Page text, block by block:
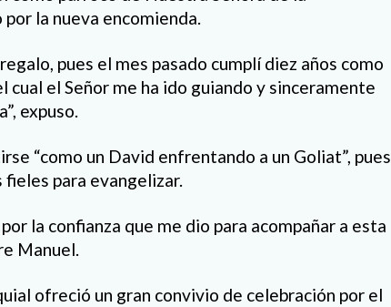
la nueva encomienda.
pues el mes pasado cumplí diez años como
cual el Señor me ha ido guiando y sinceramente
expuso.
“como un David enfrentando a un Goliat”, pues
para evangelizar.
la confianza que me dio para acompañar a esta
Manuel.
ofreció un gran convivio de celebración por el